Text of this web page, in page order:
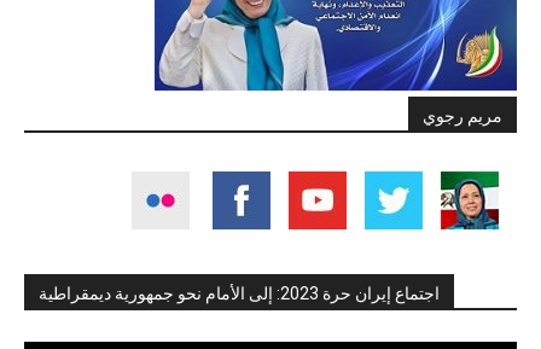
مريم رجوي
اجتماع إيران حرة 2023: إلى الأمام نحو جمهورية ديمقراطية